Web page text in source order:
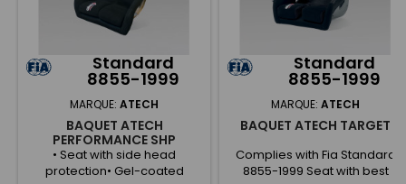
Standard
8855-1999
MARQUE: ATECH
BAQUET ATECH
PERFORMANCE SHP
• Seat with side head
protection• Gel-coated
Standard
8855-1999
MARQUE: ATECH
BAQUET ATECH TARGET
Complies with Fia Standard
8855-1999 Seat with best